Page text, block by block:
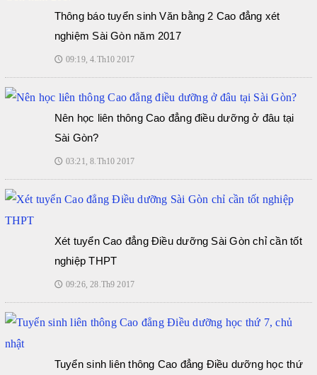
Thông báo tuyển sinh Văn bằng 2 Cao đẳng xét
nghiệm Sài Gòn năm 2017
🕔 09:19, 4.Th10 2017
Nên học liên thông Cao đẳng điều dưỡng ở đâu tại
Sài Gòn?
🕔 03:21, 8.Th10 2017
Xét tuyển Cao đẳng Điều dưỡng Sài Gòn chỉ cần tốt
nghiệp THPT
🕔 09:26, 28.Th9 2017
Tuyển sinh liên thông Cao đẳng Điều dưỡng học thứ